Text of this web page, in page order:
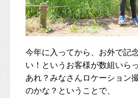
今年に入ってから、お外で記
い！というお客様が数組いら
あれ？みなさんロケーション
のかな？ということで、